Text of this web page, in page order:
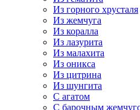
Из горного хрусталя
Из жемчуга
Из коралла
Из лазурита
Из малахита
Из оникса
Из цитрина
Из шунгита
С агатом
С барочным